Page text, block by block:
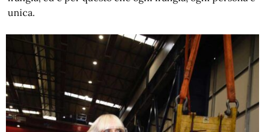
unica.